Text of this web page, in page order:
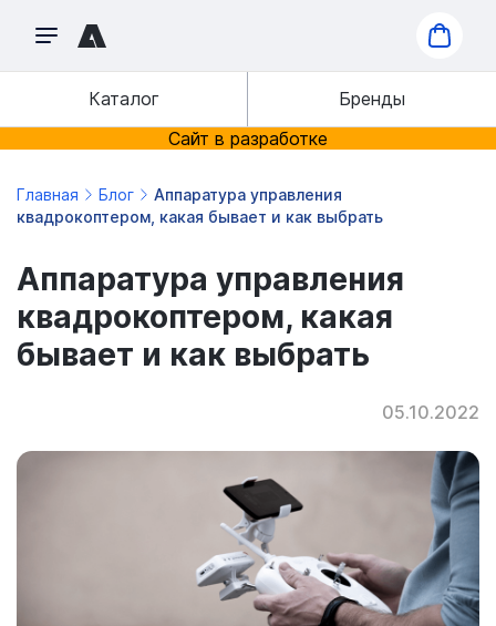
Каталог
Бренды
Сайт в разработке
Главная Блог
Аппаратура управления
квадрокоптером, какая бывает и как выбрать
Аппаратура управления
квадрокоптером, какая
бывает и как выбрать
05.10.2022